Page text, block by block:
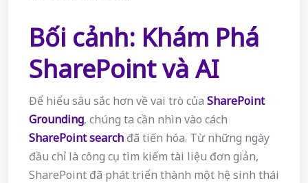
Bối cảnh: Khám Phá
SharePoint và AI
Để hiểu sâu sắc hơn về vai trò của SharePoint
Grounding, chúng ta cần nhìn vào cách
SharePoint search đã tiến hóa. Từ những ngày
đầu chỉ là công cụ tìm kiếm tài liệu đơn giản,
SharePoint đã phát triển thành một hệ sinh thái